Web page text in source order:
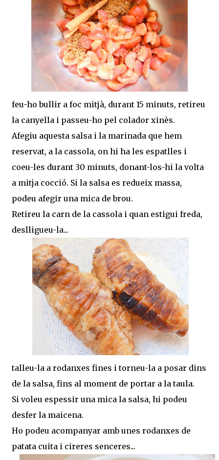
feu-ho bullir a foc mitjà, durant 15 minuts, retireu
la canyella i passeu-ho pel colador xinès.
Afegiu aquesta salsa i la marinada que hem
reservat, a la cassola, on hi ha les espatlles i
coeu-les durant 30 minuts, donant-los-hi la volta
a mitja cocció. Si la salsa es redueix massa,
podeu afegir una mica de brou.
Retireu la carn de la cassola i quan estigui freda,
deslligueu-la...
talleu-la a rodanxes fines i torneu-la a posar dins
de la salsa, fins al moment de portar a la taula.
Si voleu espessir una mica la salsa, hi podeu
desfer la maicena.
Ho podeu acompanyar amb unes rodanxes de
patata cuita i cireres senceres...